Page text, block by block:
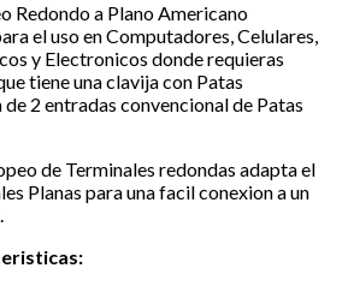
Redondo a Plano Americano
el uso en Computadores, Celulares,
y Electronicos donde requieras
tiene una clavija con Patas
de 2 entradas convencional de Patas
de Terminales redondas adapta el
Planas para una facil conexion a un